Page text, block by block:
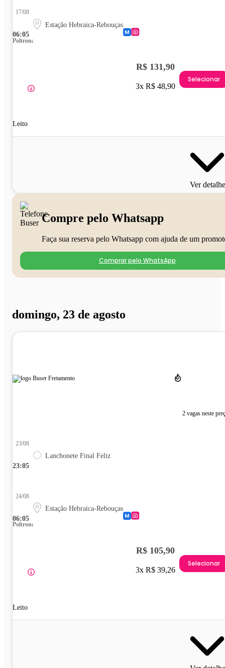
06:05
17/08
Estação Hebraica-Rebouças
Poltrona
Leito
R$ 131,90
3x R$ 48,90
Selecionar
Ver
Compre pelo Whatsapp
Faça sua reserva pelo Whatsapp com ajuda de um
Comprar pelo WhatsApp
domingo, 23 de agosto
2 vagas neste
23:05
23/08
Lanchonete Final Feliz
06:05
24/08
Estação Hebraica-Rebouças
Poltrona
Leito
R$ 105,90
3x R$ 39,26
Selecionar